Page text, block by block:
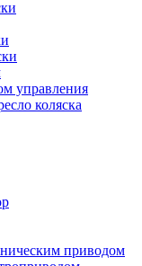
управления
коляска
приводом